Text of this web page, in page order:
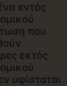
εντός
που
εκτός
υφίσταται